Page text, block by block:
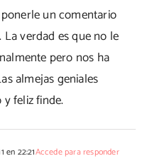
un comentario
verdad es que no le
pero nos ha
almejas geniales
y feliz finde.
en 22:21Accede para responder